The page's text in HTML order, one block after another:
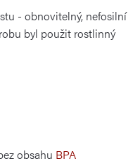
- obnovitelný, nefosilní
byl použit rostlinný
obsahu BPA